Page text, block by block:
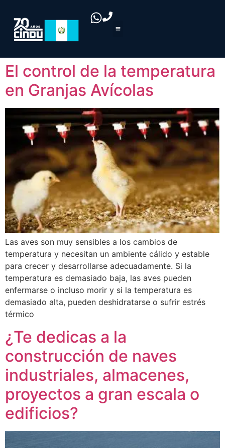
El control de la temperatura
en Granjas Avícolas
Las aves son muy sensibles a los cambios de
temperatura y necesitan un ambiente cálido y estable
para crecer y desarrollarse adecuadamente. Si la
temperatura es demasiado baja, las aves pueden
enfermarse o incluso morir y si la temperatura es
demasiado alta, pueden deshidratarse o sufrir estrés
térmico
¿Te dedicas a la
construcción de naves
industriales, almacenes,
proyectos a gran escala o
edificios?